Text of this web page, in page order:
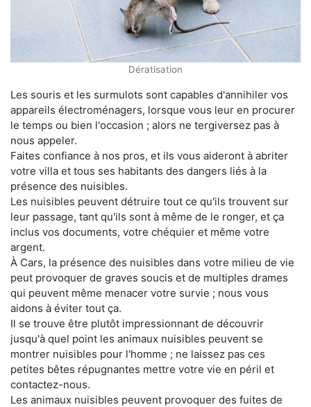
Dératisation
Les souris et les surmulots sont capables d'annihiler vos
appareils électroménagers, lorsque vous leur en procurer
le temps ou bien l'occasion ; alors ne tergiversez pas à
nous appeler.
Faites confiance à nos pros, et ils vous aideront à abriter
votre villa et tous ses habitants des dangers liés à la
présence des nuisibles.
Les nuisibles peuvent détruire tout ce qu'ils trouvent sur
leur passage, tant qu'ils sont à même de le ronger, et ça
inclus vos documents, votre chéquier et même votre
argent.
À Cars, la présence des nuisibles dans votre milieu de vie
peut provoquer de graves soucis et de multiples drames
qui peuvent même menacer votre survie ; nous vous
aidons à éviter tout ça.
Il se trouve être plutôt impressionnant de découvrir
jusqu'à quel point les animaux nuisibles peuvent se
montrer nuisibles pour l'homme ; ne laissez pas ces
petites bêtes répugnantes mettre votre vie en péril et
contactez-nous.
Les animaux nuisibles peuvent provoquer des fuites de